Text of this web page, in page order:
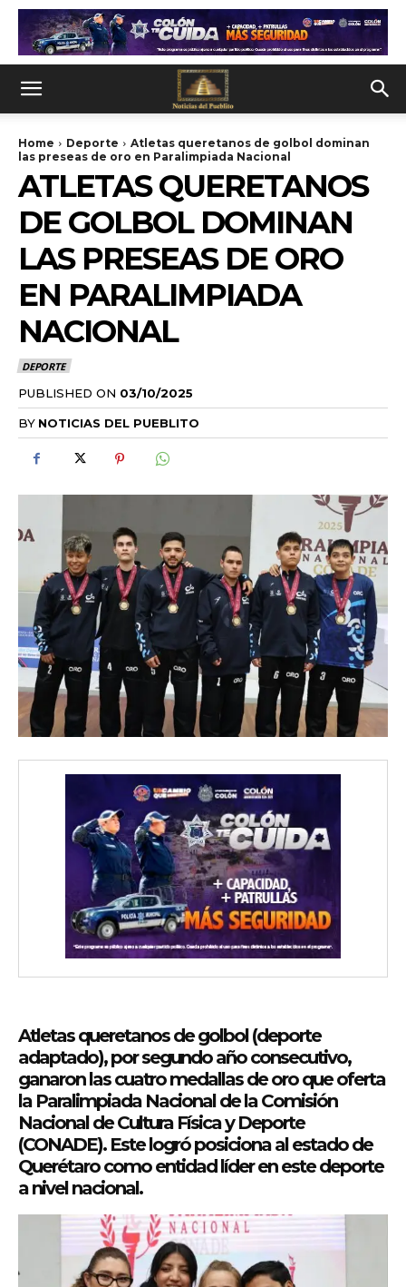
Home Deporte
Atletas queretanos de golbol dominan
las preseas de oro en Paralimpiada Nacional
ATLETAS QUERETANOS
DE GOLBOL DOMINAN
LAS PRESEAS DE ORO
EN PARALIMPIADA
NACIONAL
DEPORTE
PUBLISHED ON 03/10/2025
BY NOTICIAS DEL PUEBLITO
Atletas queretanos de golbol (deporte
adaptado), por segundo año consecutivo,
ganaron las cuatro medallas de oro que oferta
la Paralimpiada Nacional de la Comisión
Nacional de Cultura Física y Deporte
(CONADE). Este logró posiciona al estado de
Querétaro como entidad líder en este deporte
a nivel nacional.